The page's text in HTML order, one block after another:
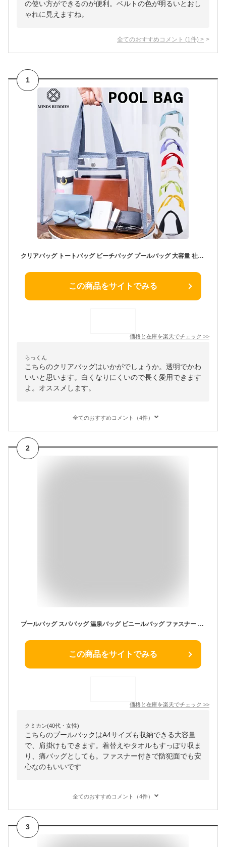
の使い方ができるのが便利。ベルトの色が明るいとおし
ゃれに見えますね。
全てのおすすめコメント (1 件) >
1
クリアバッグ トートバッグ ビーチバッグ プールバッグ 大容量 社内用バッグ ハンドバッグ お洒落 透明 白くなりにくい クリア シンプル 女 男 キッズ 雨 防水 プレゼント 安 人気 雨 プール 買い物 マチ 温泉 中の物が確認できる《返品交換不可》kw
この商品をサイトでみる
価格と在庫を楽天でチェック >>
らっくん
こちらのクリアバッグはいかがでしょうか。透明でかわ
いいと思います。白くなりにくいので長く愛用できます
よ。オススメします。
全てのおすすめコメント（4件）
2
プールバッグ スパバッグ 温泉バッグ ビニールバッグ ファスナー クリアバッグ トート プールバック 大容量 透明バッグ 大人 おしゃれ A4 雨の日 インナーバッグ ビーチバッグ 痛バッグ 男の子 女の子 ここたび COCOTABI
この商品をサイトでみる
価格と在庫を楽天でチェック >>
クミカン(40代・女性)
こちらのプールバックはA4サイズも収納できる大容量
で、肩掛けもできます。着替えやタオルもすっぽり収ま
り、痛バッグとしても。ファスナー付きで防犯面でも安
心なのもいいです
全てのおすすめコメント（4件）
3